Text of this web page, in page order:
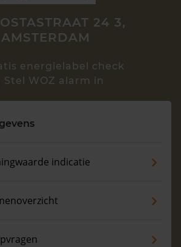
met ons op
4200
24 3,
AMSTERDAM
energielabel check
Stel WOZ alarm in
indicatie